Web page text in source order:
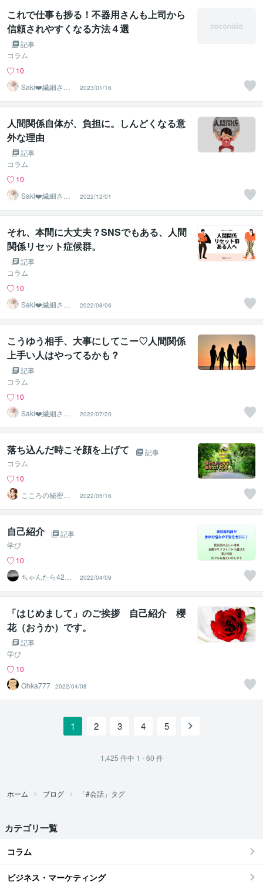
これで仕事も捗る！不器用さんも上司から
信頼されやすくなる方法４選
記事
コラム
10
Saki❤️繊細さん
のハッピーサポ
ーター
2023/01/16
人間関係自体が、負担に。しんどくなる意
外な理由
記事
コラム
10
Saki❤️繊細さん
のハッピーサポ
ーター
2022/12/01
それ、本間に大丈夫？SNSでもある、人間
関係リセット症候群。
記事
コラム
10
Saki❤️繊細さん
のハッピーサポ
ーター
2022/08/06
こうゆう相手、大事にしてこー♡人間関係
上手い人はやってるかも？
記事
コラム
10
Saki❤️繊細さん
のハッピーサポ
ーター
2022/07/20
落ち込んだ時こそ顔を上げて
記事
コラム
10
こころの秘密基
地☆Shuurei
2022/05/16
自己紹介
記事
学び
10
ちゃんたら4269
988
2022/04/09
「はじめまして」のご挨拶 自己紹介 櫻
花（おうか）です。
記事
学び
10
Ohka777 2022/04/08
1 2 3 4 5
1,425 件中 1 - 60 件
ホーム ブログ 「#会話」タグ
カテゴリ一覧
コラム
ビジネス・マーケティング